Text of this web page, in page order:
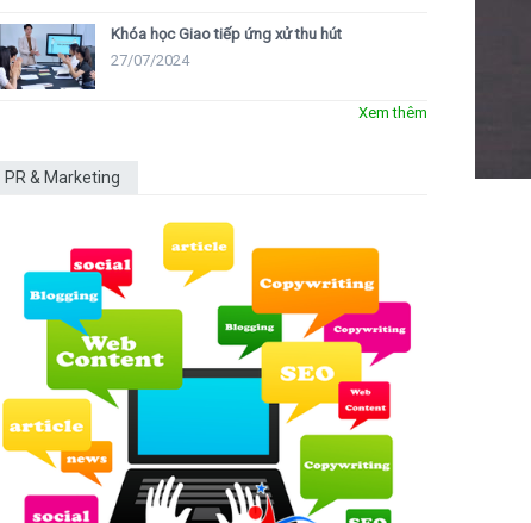
Khóa học Giao tiếp ứng xử thu hút
27/07/2024
Xem thêm
PR & Marketing